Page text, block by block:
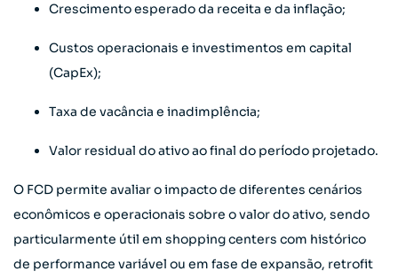
Crescimento esperado da receita e da inflação;
Custos operacionais e investimentos em capital
(CapEx);
Taxa de vacância e inadimplência;
Valor residual do ativo ao final do período projetado.
O FCD permite avaliar o impacto de diferentes cenários
econômicos e operacionais sobre o valor do ativo, sendo
particularmente útil em shopping centers com histórico
de performance variável ou em fase de expansão, retrofit